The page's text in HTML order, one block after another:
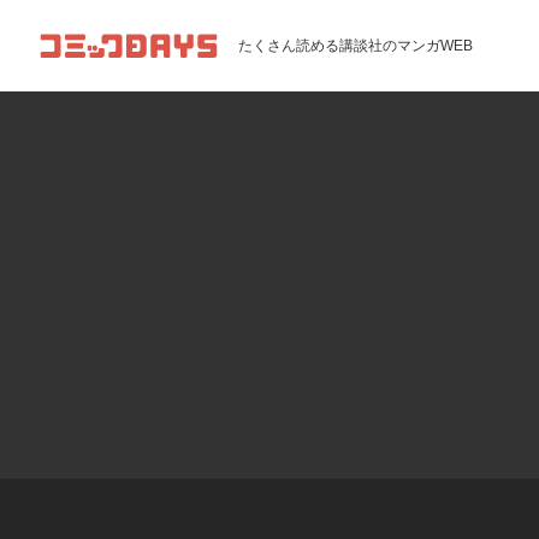
コミックDAYS たくさん読める講談社のマンガWEB